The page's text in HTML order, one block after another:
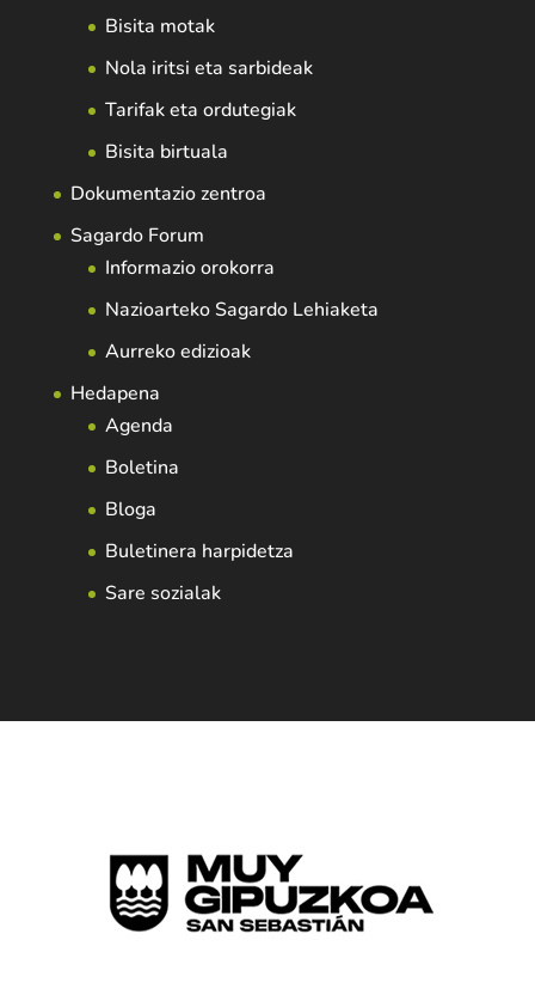
Bisita motak
Nola iritsi eta sarbideak
Tarifak eta ordutegiak
Bisita birtuala
Dokumentazio zentroa
Sagardo Forum
Informazio orokorra
Nazioarteko Sagardo Lehiaketa
Aurreko edizioak
Hedapena
Agenda
Boletina
Bloga
Buletinera harpidetza
Sare sozialak